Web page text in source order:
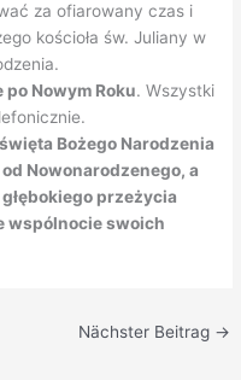
za ofiarowany czas i
kościoła św. Juliany w
Nowym Roku. Wszystki
Bożego Narodzenia
Nowonarodzenego, a
przeżycia
wspólnocie swoich
Nächster Beitrag →